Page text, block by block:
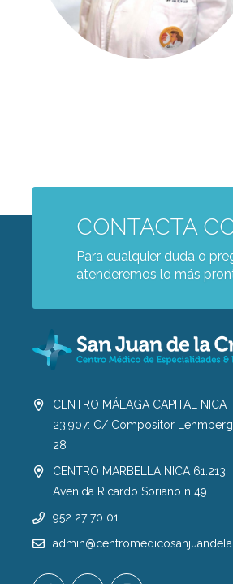
CONTACTA
Para cualquier duda o
atenderemos lo más
CENTRO MÁLAGA CAPITAL NICA
23.907: C/ Compositor
28
CENTRO MARBELLA NICA 61.213:
Avenida Ricardo Soriano n 49
952 27 70 01